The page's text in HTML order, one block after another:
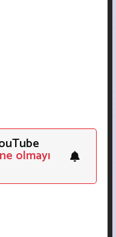
olmayı